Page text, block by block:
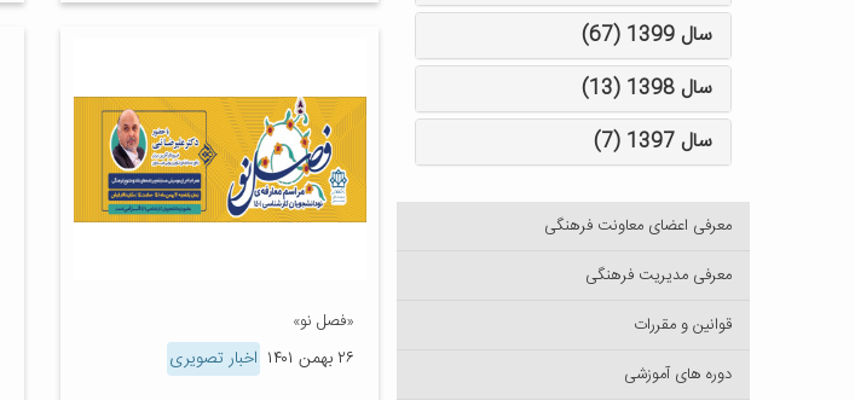
«فصل نو»
۲۶ بهمن ۱۴۰۱ اخبار تصویری
سال 1399 (67)
سال 1398 (13)
سال 1397 (7)
معرفی اعضای معاونت فرهنگی
معرفی مدیریت فرهنگی
قوانین و مقررات
دوره های آموزشی